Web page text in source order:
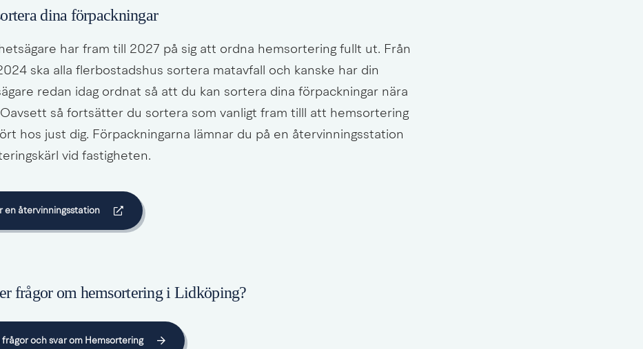
dina förpackningar
har fram till 2027 på sig att ordna hemsortering fullt ut. Från
ska alla flerbostadshus sortera matavfall och kanske har din
redan idag ordnat så att du kan sortera dina förpackningar nära
så fortsätter du sortera som vanligt fram tilll att hemsortering
hos just dig. Förpackningarna lämnar du på en återvinningsstation
vid fastigheten.
en återvinningsstation
webbplats.
frågor om hemsortering i Lidköping?
frågor och svar om Hemsortering